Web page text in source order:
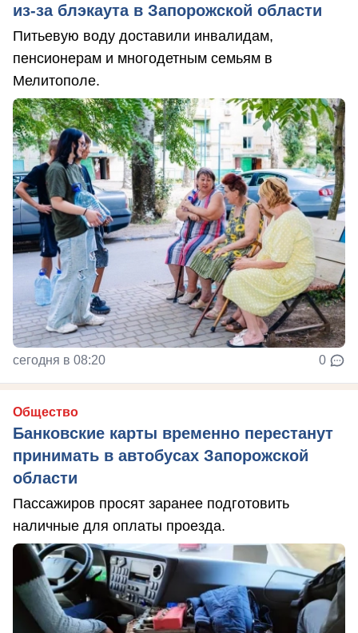
из-за блэкаута в Запорожской области
Питьевую воду доставили инвалидам,
пенсионерам и многодетным семьям в
Мелитополе.
сегодня в 08:20 0
Общество
Банковские карты временно перестанут
принимать в автобусах Запорожской
области
Пассажиров просят заранее подготовить
наличные для оплаты проезда.